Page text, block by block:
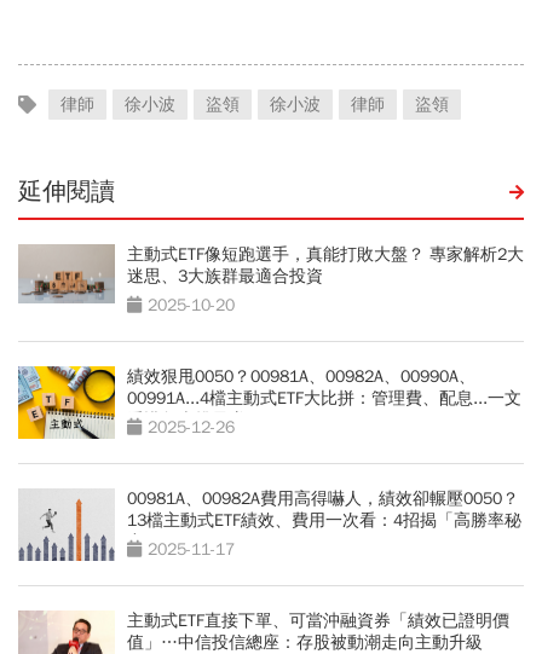
律師 徐小波 盜領 徐小波 律師 盜領
延伸閱讀
主動式ETF像短跑選手，真能打敗大盤？ 專家解析2大
迷思、3大族群最適合投資
2025-10-20
績效狠甩0050？00981A、00982A、00990A、
00991A...4檔主動式ETF大比拼：管理費、配息...一文
看懂怎麼挑最賺？
2025-12-26
00981A、00982A費用高得嚇人，績效卻輾壓0050？
13檔主動式ETF績效、費用一次看：4招揭「高勝率秘
密」2025-11-17
主動式ETF直接下單、可當沖融資券「績效已證明價
值」…中信投信總座：存股被動潮走向主動升級